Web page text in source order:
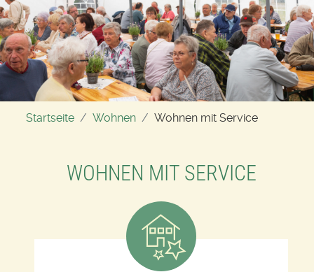
Startseite Wohnen Wohnen mit Service
WOHNEN MIT SERVICE